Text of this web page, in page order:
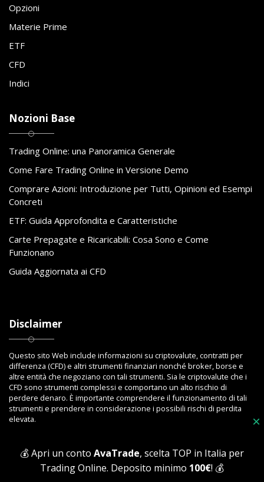
×
💰 Apri un conto AvaTrade, scelta TOP in Italia per
Trading Online. Deposito minimo 100€! 💰
Opzioni
Materie Prime
ETF
CFD
Indici
Nozioni Base
Trading Online: una Panoramica Generale
Come Fare Trading Online in Versione Demo
Comprare Azioni: Introduzione per Tutti, Opinioni ed Esempi
Concreti
ETF: Guida Approfondita e Caratteristiche
Carte Prepagate e Ricaricabili: Cosa Sono e Come
Funzionano
Guida Aggiornata ai CFD
Disclaimer
Questo sito Web include informazioni su criptovalute, contratti per
differenza (CFD) e altri strumenti finanziari nonché broker, borse e
altre entità che negoziano con tali strumenti. Sia le criptovalute che i
CFD sono strumenti complessi e comportano un alto rischio di
perdere denaro. È importante comprendere il funzionamento di tali
strumenti e prendere in considerazione i possibili rischi di perdita
elevata.
Copyright © 2023 Toptrading.org - Edito da ViboBet - Sede legale: Via